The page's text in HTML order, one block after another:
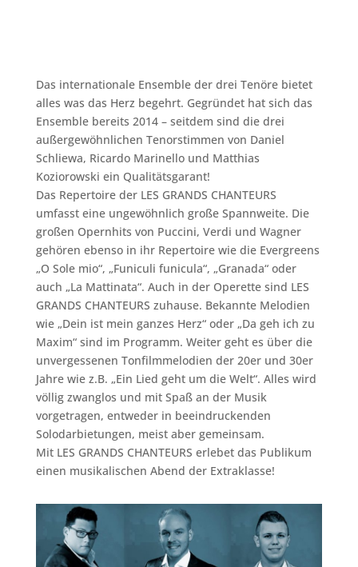
Das internationale Ensemble der drei Tenöre bietet
alles was das Herz begehrt. Gegründet hat sich das
Ensemble bereits 2014 – seitdem sind die drei
außergewöhnlichen Tenorstimmen von Daniel
Schliewa, Ricardo Marinello und Matthias
Koziorowski ein Qualitätsgarant!
Das Repertoire der LES GRANDS CHANTEURS
umfasst eine ungewöhnlich große Spannweite. Die
großen Opernhits von Puccini, Verdi und Wagner
gehören ebenso in ihr Repertoire wie die Evergreens
„O Sole mio“, „Funiculi funicula“, „Granada“ oder
auch „La Mattinata“. Auch in der Operette sind LES
GRANDS CHANTEURS zuhause. Bekannte Melodien
wie „Dein ist mein ganzes Herz“ oder „Da geh ich zu
Maxim“ sind im Programm. Weiter geht es über die
unvergessenen Tonfilmmelodien der 20er und 30er
Jahre wie z.B. „Ein Lied geht um die Welt“. Alles wird
völlig zwanglos und mit Spaß an der Musik
vorgetragen, entweder in beeindruckenden
Solodarbietungen, meist aber gemeinsam.
Mit LES GRANDS CHANTEURS erlebet das Publikum
einen musikalischen Abend der Extraklasse!